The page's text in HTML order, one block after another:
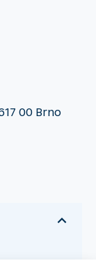
00 Brno